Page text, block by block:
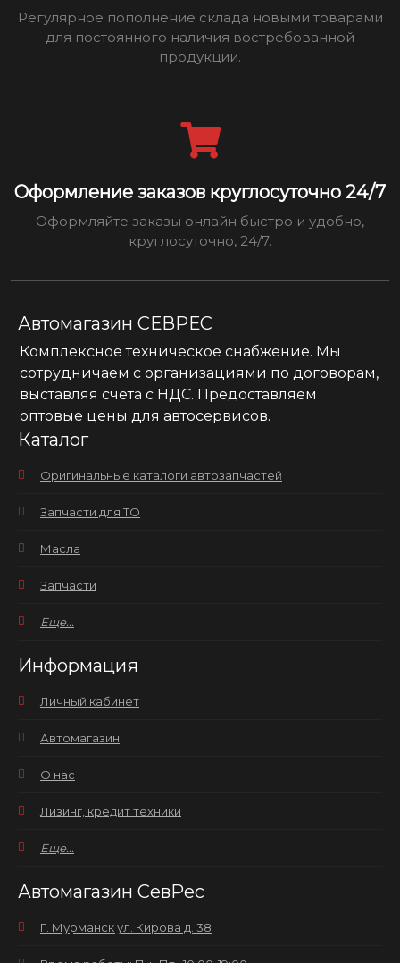
Регулярное пополнение склада новыми товарами
для постоянного наличия востребованной
продукции.
Оформление заказов круглосуточно 24/7
Оформляйте заказы онлайн быстро и удобно,
круглосуточно, 24/7.
Автомагазин СЕВРЕС
Комплексное техническое снабжение. Мы
сотрудничаем с организациями по договорам,
выставляя счета с НДС. Предоставляем
оптовые цены для автосервисов.
Каталог
Оригинальные каталоги автозапчастей
Запчасти для ТО
Масла
Запчасти
Еще...
Информация
Личный кабинет
Автомагазин
О нас
Лизинг, кредит техники
Еще...
Автомагазин СевРес
Г. Мурманск ул. Кирова д. 38